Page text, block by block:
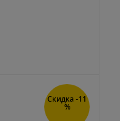
Скидка -11
%